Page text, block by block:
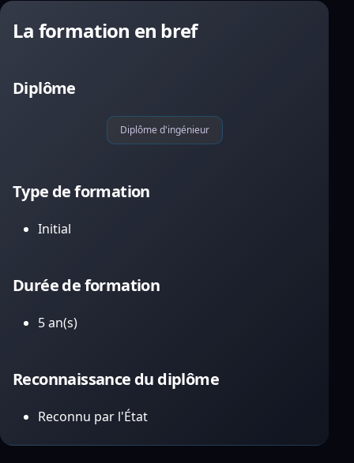
La formation en bref
Diplôme
Diplôme d'ingénieur
Type de formation
Initial
Durée de formation
5 an(s)
Reconnaissance du diplôme
Reconnu par l'État